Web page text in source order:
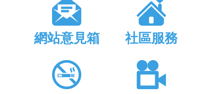
網站意見箱 社區服務